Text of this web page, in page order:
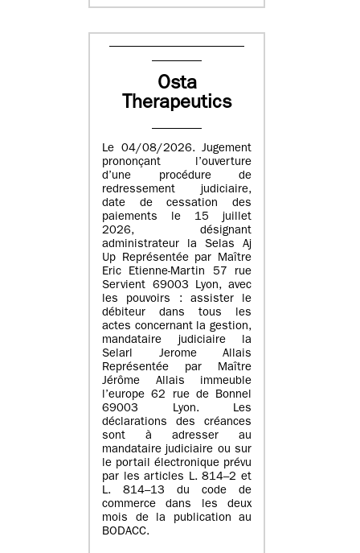
Osta
Therapeutics
Le 04/08/2026. Jugement
prononçant l’ouverture
d’une procédure de
redressement judiciaire,
date de cessation des
paiements le 15 juillet
2026, désignant
administrateur la Selas Aj
Up Représentée par Maître
Eric Etienne-Martin 57 rue
Servient 69003 Lyon, avec
les pouvoirs : assister le
débiteur dans tous les
actes concernant la gestion,
mandataire judiciaire la
Selarl Jerome Allais
Représentée par Maître
Jérôme Allais immeuble
l’europe 62 rue de Bonnel
69003 Lyon. Les
déclarations des créances
sont à adresser au
mandataire judiciaire ou sur
le portail électronique prévu
par les articles L. 814–2 et
L. 814–13 du code de
commerce dans les deux
mois de la publication au
BODACC.